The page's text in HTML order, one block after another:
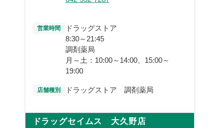
営業時間
ドラッグストア
8:30～21:45
調剤薬局
月～土：10:00～14:00、15:00～
19:00
店舗種別 ドラッグストア 調剤薬局
ドラッグセイムス 大久野店